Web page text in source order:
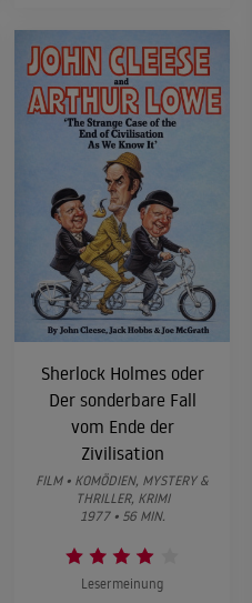
Sherlock Holmes oder
Der sonderbare Fall
vom Ende der
Zivilisation
FILM • KOMÖDIEN, MYSTERY &
THRILLER, KRIMI
1977 • 56 MIN.
Lesermeinung